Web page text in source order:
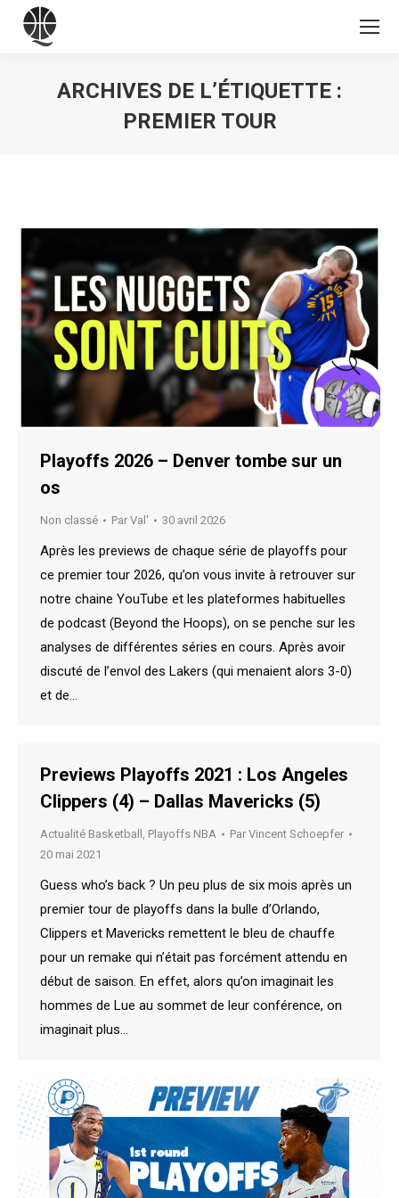
ARCHIVES DE L’ÉTIQUETTE :
PREMIER TOUR
Playoffs 2026 – Denver tombe sur un
os
Non classé Par Val' 30 avril 2026
Après les previews de chaque série de playoffs pour
ce premier tour 2026, qu’on vous invite à retrouver sur
notre chaine YouTube et les plateformes habituelles
de podcast (Beyond the Hoops), on se penche sur les
analyses de différentes séries en cours. Après avoir
discuté de l’envol des Lakers (qui menaient alors 3-0)
et de…
Previews Playoffs 2021 : Los Angeles
Clippers (4) – Dallas Mavericks (5)
Actualité Basketball , Playoffs NBA Par Vincent Schoepfer
20 mai 2021
Guess who’s back ? Un peu plus de six mois après un
premier tour de playoffs dans la bulle d’Orlando,
Clippers et Mavericks remettent le bleu de chauffe
pour un remake qui n’était pas forcément attendu en
début de saison. En effet, alors qu’on imaginait les
hommes de Lue au sommet de leur conférence, on
imaginait plus…